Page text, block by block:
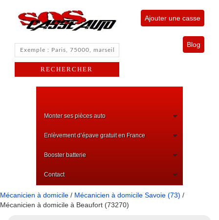
Ajouter une casse
Blog
Monter ses pièces auto
Enlèvement d’épave gratuit en France
Booster batterie
Contact
Mécanicien à domicile / Mécanicien à domicile Savoie (73) /
Mécanicien à domicile à Beaufort (73270)